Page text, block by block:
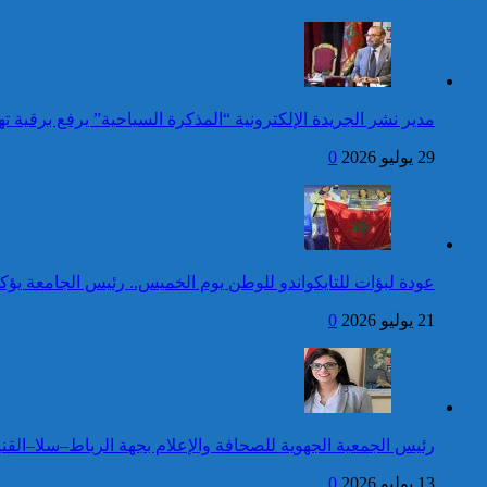
24 قتيلا و2861 جريحا
حصيلة حوادث السير
بالمناطق الحضرية خلال
الأسبوع المنصرم
حصيلة حوادث السير
عيد العرش: جلالة الملك
يتلقى برقية تهنئة من رئيس
أوكرانيا
جلالة الملك يتوصل ببرقية
تهنئة من الوزير الأول لسانت
لوسيا بمناسبة عيد العرش
المجيد
المديرية العامة للأمن الوطني تؤكد
أن الادعاءات التي نشرتها صحيفة
بريطاني عارية من الصحة
توقيف شخص للاشتباه في تورطه
في ارتكاب جريمة السرقة
كاريكاتير
كاريكاتير
مدير نشر الجريدة الإلكترونية “المذكرة السياحية” يرفع
29 يوليو 2026 0
عودة لبؤات للتايكواندو للوطن يوم الخميس.. رئيس الجامعة
21 يوليو 2026 0
رئيس الجمعية الجهوية للصحافة والإعلام بجهة